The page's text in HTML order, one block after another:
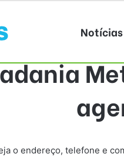
Notícias
o endereço, telefone e